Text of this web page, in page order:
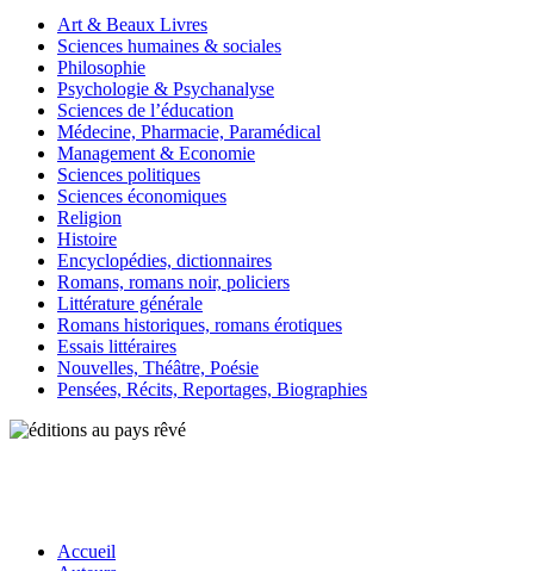
Art & Beaux Livres
Sciences humaines & sociales
Philosophie
Psychologie & Psychanalyse
Sciences de l’éducation
Médecine, Pharmacie, Paramédical
Management & Economie
Sciences politiques
Sciences économiques
Religion
Histoire
Encyclopédies, dictionnaires
Romans, romans noir, policiers
Littérature générale
Romans historiques, romans érotiques
Essais littéraires
Nouvelles, Théâtre, Poésie
Pensées, Récits, Reportages, Biographies
Accueil